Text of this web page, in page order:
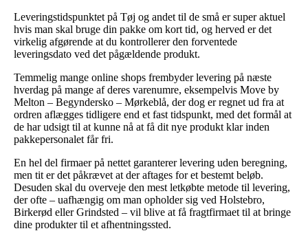
Leveringstidspunktet på Tøj og andet til de små er super aktuel
hvis man skal bruge din pakke om kort tid, og herved er det
virkelig afgørende at du kontrollerer den forventede
leveringsdato ved det pågældende produkt.
Temmelig mange online shops frembyder levering på næste
hverdag på mange af deres varenumre, eksempelvis Move by
Melton – Begyndersko – Mørkeblå, der dog er regnet ud fra at
ordren aflægges tidligere end et fast tidspunkt, med det formål at
de har udsigt til at kunne nå at få dit nye produkt klar inden
pakkepersonalet får fri.
En hel del firmaer på nettet garanterer levering uden beregning,
men tit er det påkrævet at der aftages for et bestemt beløb.
Desuden skal du overveje den mest letkøbte metode til levering,
der ofte – uafhængig om man opholder sig ved Holstebro,
Birkerød eller Grindsted – vil blive at få fragtfirmaet til at bringe
dine produkter til et afhentningssted.